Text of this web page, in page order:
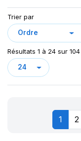
Trier par
Résultats 1 à 24 sur 104
1 2